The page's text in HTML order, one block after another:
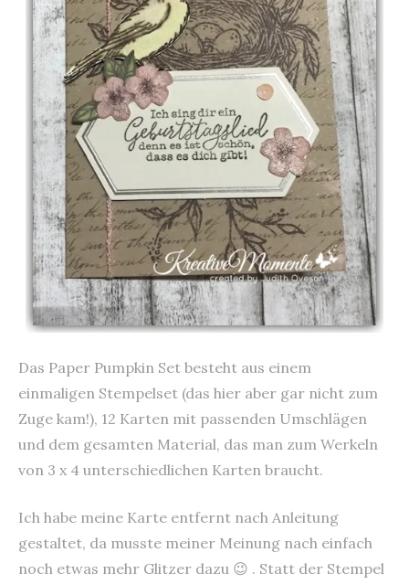
Das Paper Pumpkin Set besteht aus einem
einmaligen Stempelset (das hier aber gar nicht zum
Zuge kam!), 12 Karten mit passenden Umschlägen
und dem gesamten Material, das man zum Werkeln
von 3 x 4 unterschiedlichen Karten braucht.
Ich habe meine Karte entfernt nach Anleitung
gestaltet, da musste meiner Meinung nach einfach
noch etwas mehr Glitzer dazu 😉 . Statt der Stempel